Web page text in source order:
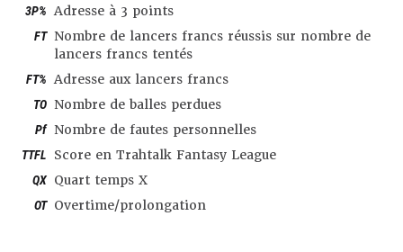
3P% Adresse à 3 points
FT Nombre de lancers francs réussis sur nombre de
lancers francs tentés
FT% Adresse aux lancers francs
TO Nombre de balles perdues
Pf Nombre de fautes personnelles
TTFL Score en Trahtalk Fantasy League
QX Quart temps X
OT Overtime/prolongation